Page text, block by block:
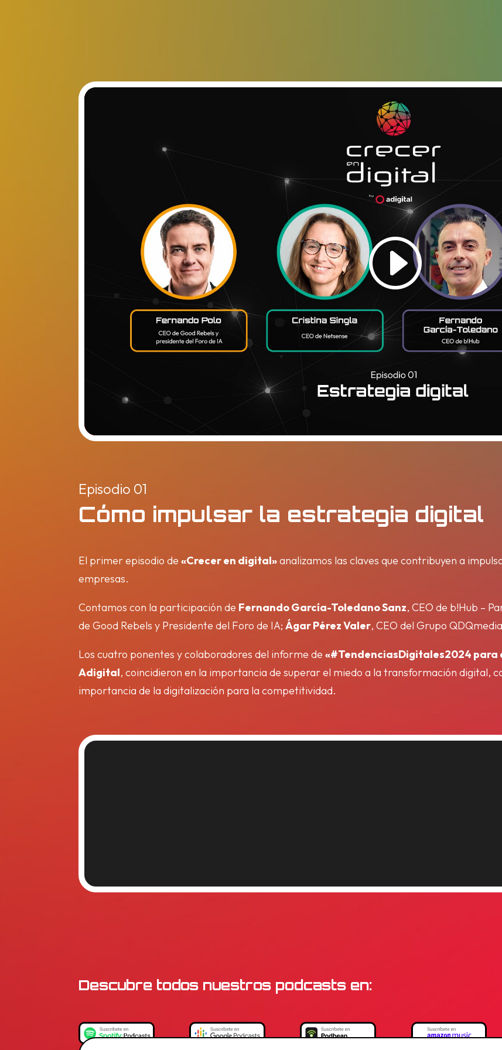
Episodio 01
Cómo impulsar la estrategia digital
El primer episodio de«Crecer en digital»analizamos las claves que contribuyen a
empresas.
Contamos con la participación de Fernando García-Toledano Sanz, CEO de b!Hub –
de Good Rebels y Presidente del Foro de IA;Ágar Pérez Valer, CEO del Grupo
Los cuatro ponentes y colaboradores del informe de«#TendenciasDigitales2024 para
Adigital, coincidieron en la importancia de superar el miedo a la transformación digital,
importancia de la digitalización para la competitividad.
Descubre todos nuestros podcasts en: